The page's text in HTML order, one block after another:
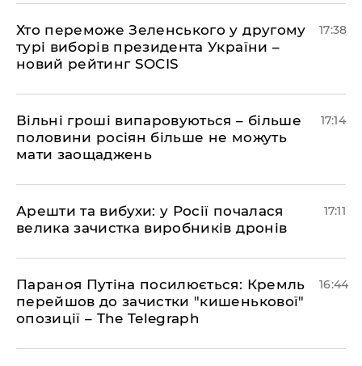
Хто переможе Зеленського у другому
турі виборів президента України –
новий рейтинг SOCIS
17:38
Вільні гроші випаровуються – більше
половини росіян більше не можуть
мати заощаджень
17:14
Арешти та вибухи: у Росії почалася
велика зачистка виробників дронів
17:11
Параноя Путіна посилюється: Кремль
перейшов до зачистки "кишенькової"
опозиції – The Telegraph
16:44